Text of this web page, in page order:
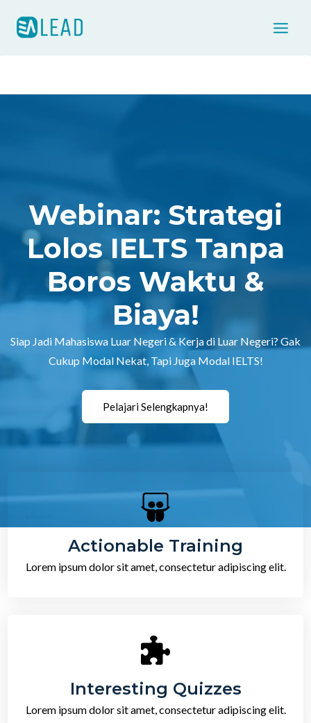
Webinar: Strategi
Lolos IELTS Tanpa
Boros Waktu &
Biaya!
Siap Jadi Mahasiswa Luar Negeri & Kerja di Luar Negeri? Gak
Cukup Modal Nekat, Tapi Juga Modal IELTS!
Pelajari Selengkapnya!
Actionable Training
Lorem ipsum dolor sit amet, consectetur adipiscing elit.
Interesting Quizzes
Lorem ipsum dolor sit amet, consectetur adipiscing elit.